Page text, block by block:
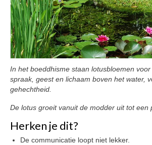
Hooggevoeligheid
Overige therapieën
Energetische behandeling
Nederlandse bloesemremedies
PDS
Gezonde seksualiteit
Workshops
Opstellingen
Aanmeldformulier workshop
In het boeddhisme staan lotusbloemen
spraak, geest en lichaam boven het water,
gehechtheid.
De lotus groeit vanuit de modder uit tot een
Herken je dit?
De communicatie loopt niet lekker.